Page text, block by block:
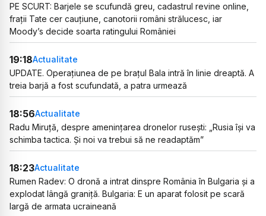
PE SCURT: Barjele se scufundă greu, cadastrul revine online,
frații Tate cer cauțiune, canotorii români strălucesc, iar
Moody’s decide soarta ratingului României
19:18Actualitate
UPDATE. Operațiunea de pe brațul Bala intră în linie dreaptă. A
treia barjă a fost scufundată, a patra urmează
18:56Actualitate
Radu Miruță, despre amenințarea dronelor rusești: „Rusia își va
schimba tactica. Și noi va trebui să ne readaptăm”
18:23Actualitate
Rumen Radev: O dronă a intrat dinspre România în Bulgaria și a
explodat lângă graniță. Bulgaria: E un aparat folosit pe scară
largă de armata ucraineană